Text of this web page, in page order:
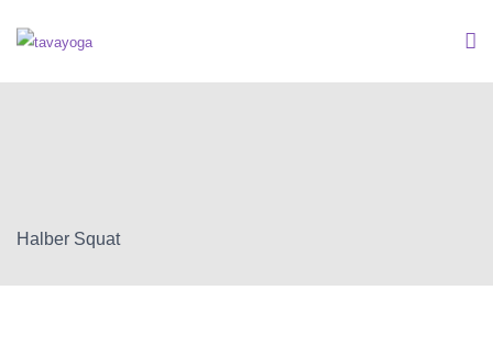
Halber Squat